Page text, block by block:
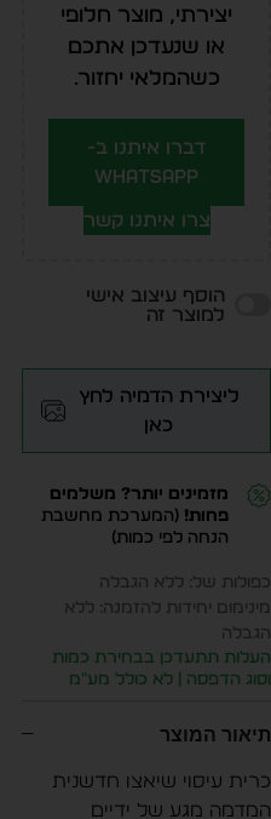
יצירתי, מוצר חלופי
או שנעדכן אתכם
כשהמלאי יחזור.
דברו איתנו ב-
WhatsApp
צרו איתנו קשר
הוסף עיצוב אישי
למוצר זה
ליצירת הדמיה לחץ
כאן
מזמינים יותר? משלמים
פחות! (המערכת מחשבת
הנחה לפי כמות)
כפולות של: ללא הגבלה
מינימום יחידות להזמנה: ללא
הגבלה
העלות תתעדכן בבחירת כמות
וסוג הדפסה | לא כולל מע״מ
תיאור המוצר
כרית עיסוי שיאצו חדשנית
המדמה מגע של ידיים